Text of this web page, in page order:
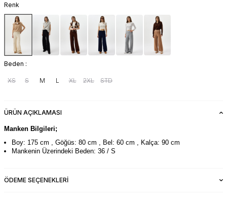
Renk
Beden :
XS S M L XL 2XL STD
ÜRÜN AÇIKLAMASI
Manken Bilgileri;
Boy: 175 cm , Göğüs: 80 cm , Bel: 60 cm , Kalça: 90 cm
Mankenin Üzerindeki Beden: 36 / S
ÖDEME SEÇENEKLERI